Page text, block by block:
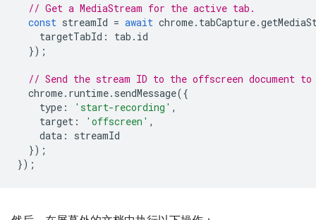
// Get a MediaStream for the active tab.
const streamId = await chrome. tabCapture.
targetTabId : tab . id
});
// Send the stream ID to the offscreen document
chrome. runtime. sendMessage({
type : 'start-recording' ,
target : 'offscreen' ,
data :
streamId
});
});